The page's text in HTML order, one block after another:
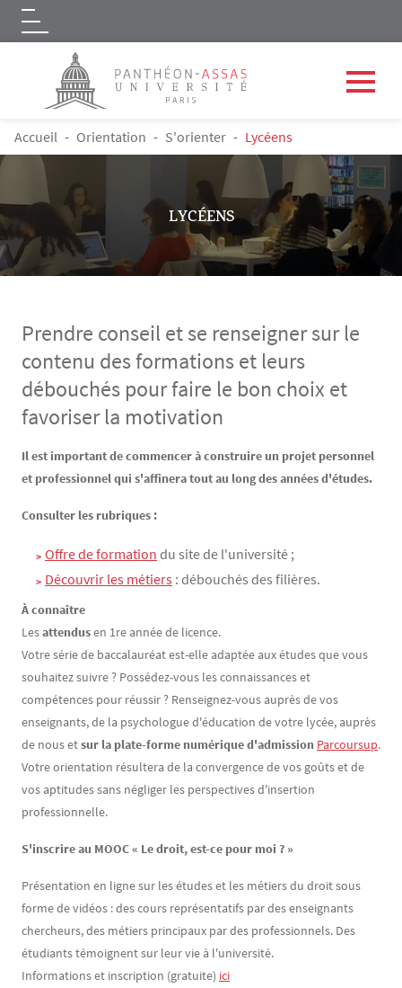
Aller au contenu principal
Logo
FIL D'ARIANE
Accueil Orientation S'orienter Lycéens
LYCÉENS
Prendre conseil et se renseigner sur le
contenu des formations et leurs
débouchés pour faire le bon choix et
favoriser la motivation
Contenu
Texte
Il est important de commencer à construire un projet personnel
et professionnel qui s'affinera tout au long des années d'études.
Consulter les rubriques :
Offre de formation du site de l'université ;
Découvrir les métiers : débouchés des filières.
À connaître
Lesattendusen 1re année de licence.
Votre série de baccalauréat est-elle adaptée aux études que vous
souhaitez suivre ? Possédez-vous les connaissances et
compétences pour réussir ? Renseignez-vous auprès de vos
enseignants, de la psychologue d'éducation de votre lycée, auprès
de nous etsur la plate-forme numérique d'admission Parcoursup.
Votre orientation résultera de la convergence de vos goûts et de
vos aptitudes sans négliger les perspectives d'insertion
professionnelle.
S'inscrire au MOOC « Le droit, est-ce pour moi ? »
Présentation en ligne sur les études et les métiers du droit sous
forme de vidéos : des cours représentatifs par des enseignants
chercheurs, des métiers principaux par des professionnels. Des
étudiants témoignent sur leur vie à l'université.
Informations et inscription (gratuite) ici